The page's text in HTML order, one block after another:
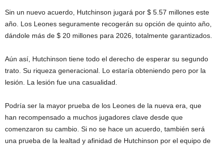
Sin un nuevo acuerdo, Hutchinson jugará por $ 5.57 millones este
año. Los Leones seguramente recogerán su opción de quinto año,
dándole más de $ 20 millones para 2026, totalmente garantizados.
Aún así, Hutchinson tiene todo el derecho de esperar su segundo
trato. Su riqueza generacional. Lo estaría obteniendo pero por la
lesión. La lesión fue una casualidad.
Podría ser la mayor prueba de los Leones de la nueva era, que
han recompensado a muchos jugadores clave desde que
comenzaron su cambio. Si no se hace un acuerdo, también será
una prueba de la lealtad y afinidad de Hutchinson por el equipo de